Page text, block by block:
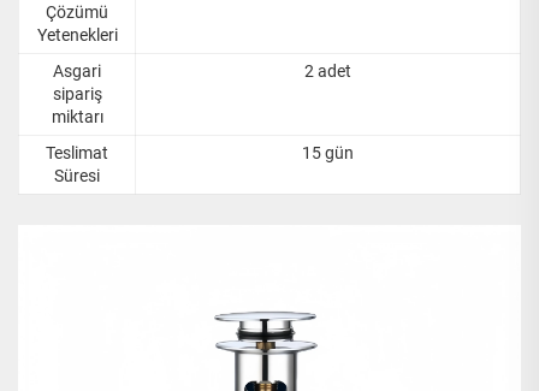
Çözümü
Yetenekleri
Asgari
sipariş
miktarı
2 adet
Teslimat
Süresi
15 gün